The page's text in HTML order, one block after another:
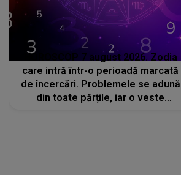
HOROSCOP 7 august 2026. Zodia
care intră într-o perioadă marcată
de încercări. Problemele se adună
din toate părțile, iar o veste